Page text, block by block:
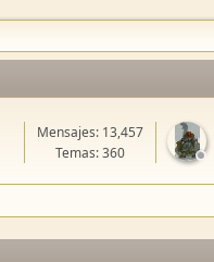
Mensajes: 13,457
Temas: 360